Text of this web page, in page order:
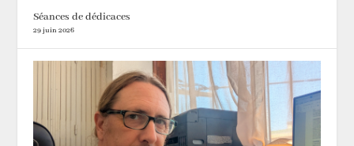
Séances de dédicaces
29 juin 2026